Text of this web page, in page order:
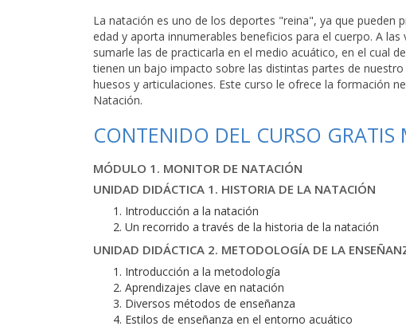
La natación es uno de los deportes "reina", ya que pueden
edad y aporta innumerables beneficios para el cuerpo. A
sumarle las de practicarla en el medio acuático, en el cual
tienen un bajo impacto sobre las distintas partes de
huesos y articulaciones. Este curso le ofrece la formación
Natación.
CONTENIDO DEL CURSO
MÓDULO 1. MONITOR DE NATACIÓN
UNIDAD DIDÁCTICA 1. HISTORIA DE LA NATACIÓN
Introducción a la natación
Un recorrido a través de la historia de la natación
UNIDAD DIDÁCTICA 2. METODOLOGÍA DE LA
Introducción a la metodología
Aprendizajes clave en natación
Diversos métodos de enseñanza
Estilos de enseñanza en el entorno acuático